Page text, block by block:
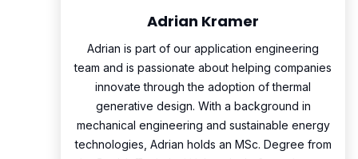
Adrian Kramer
Adrian is part of our application engineering
team and is passionate about helping companies
innovate through the adoption of thermal
generative design. With a background in
mechanical engineering and sustainable energy
technologies, Adrian holds an MSc. Degree from